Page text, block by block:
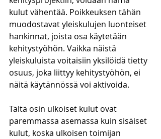
kulut vähentää. Poikkeuksen tähän
muodostavat yleiskulujen luonteiset
hankinnat, joista osa käytetään
kehitystyöhön. Vaikka näistä
yleiskuluista voitaisiin yksilöidä tietty
osuus, joka liittyy kehitystyöhön, ei
näitä käytännössä voi aktivoida.
Tältä osin ulkoiset kulut ovat
paremmassa asemassa kuin sisäiset
kulut, koska ulkoisen toimijan